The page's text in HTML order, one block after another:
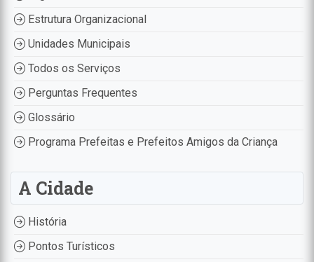
Estrutura Organizacional
Unidades Municipais
Todos os Serviços
Perguntas Frequentes
Glossário
Programa Prefeitas e Prefeitos Amigos da Criança
A Cidade
História
Pontos Turísticos